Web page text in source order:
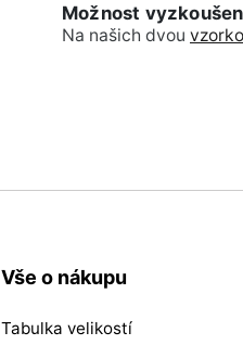
Možnost
Na našich dvou
Vše o nákupu
Tabulka velikostí